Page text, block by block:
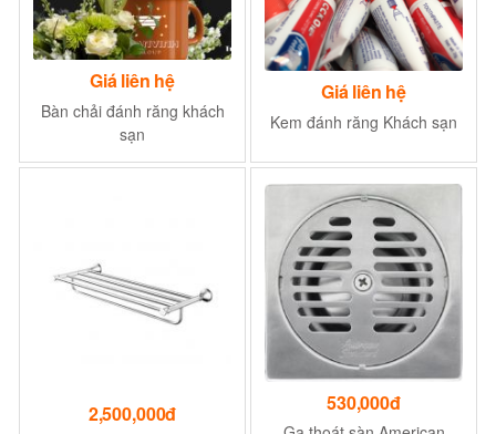
Giá liên hệ
Bàn chải đánh răng khách
sạn
Giá liên hệ
Kem đánh răng Khách sạn
2,500,000đ 530,000đ